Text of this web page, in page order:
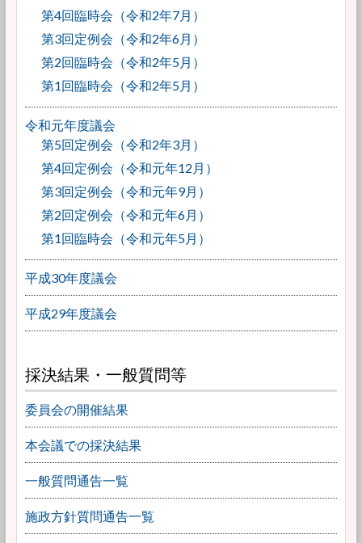
第4回臨時会（令和2年7月）
第3回定例会（令和2年6月）
第2回臨時会（令和2年5月）
第1回臨時会（令和2年5月）
令和元年度議会
第5回定例会（令和2年3月）
第4回定例会（令和元年12月）
第3回定例会（令和元年9月）
第2回定例会（令和元年6月）
第1回臨時会（令和元年5月）
平成30年度議会
平成29年度議会
採決結果・一般質問等
委員会の開催結果
本会議での採決結果
一般質問通告一覧
施政方針質問通告一覧